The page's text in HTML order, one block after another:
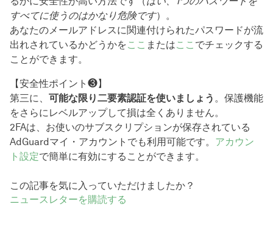
すべてに使うのはかなり危険です）。
あなたのメールアドレスに関連付けられたパスワードが流
出れされているかどうかをここ またはここ でチェックする
ことができます。
【安全性ポイント❸】
第三に、 可能な限り二要素認証を使いましょう 。保護機能
をさらにレベルアップして損は全くありません。
2FAは、お使いのサブスクリプションが保存されている
AdGuardマイ・アカウントでも利用可能です。 アカウン
ト設定で簡単に有効にすることができます。
この記事を気に入っていただけましたか？
ニュースレターを購読する